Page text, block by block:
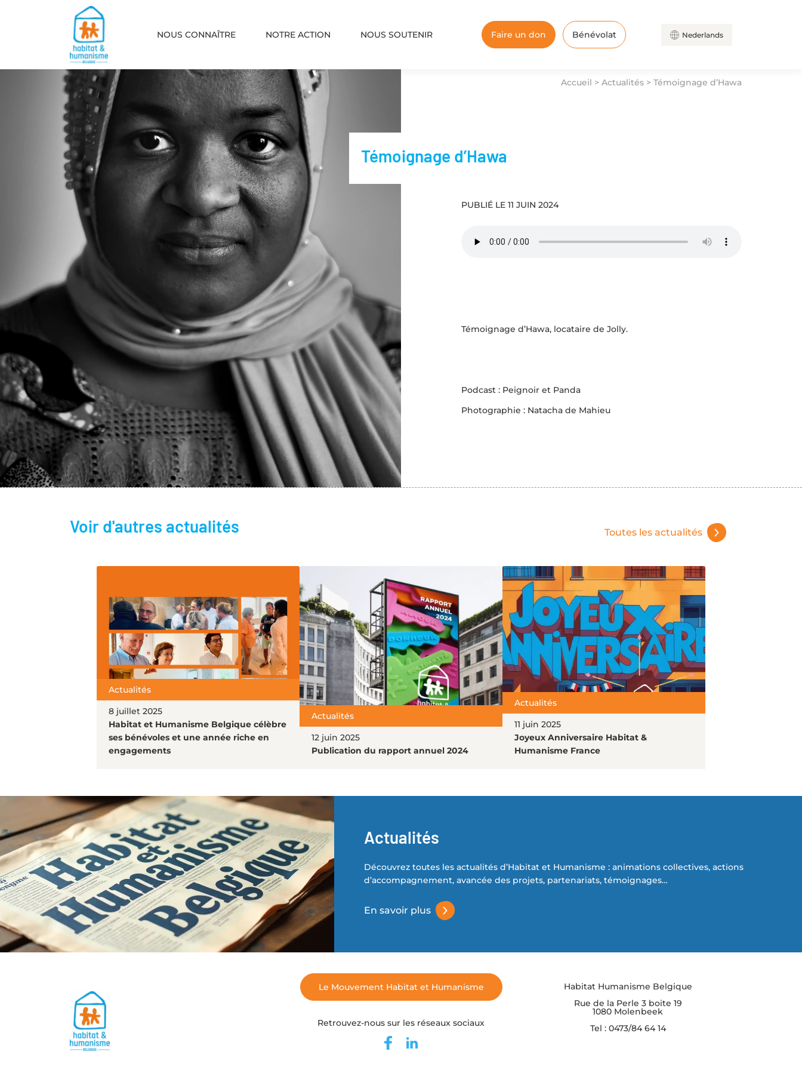
NOUS CONNAÎTRE NOTRE ACTION NOUS SOUTENIR Faire un don Bénévolat Nederlands
Accueil >Actualités >Témoignage d’Hawa
Témoignage d’Hawa
PUBLIÉ LE 11 JUIN 2024
Témoignage d’Hawa, locataire de Jolly.
Podcast : Peignoir et Panda
Photographie : Natacha de Mahieu
Toutes les actualités
Voir d'autres actualités
Actualités
8 juillet 2025
Habitat et Humanisme Belgique célèbre
ses bénévoles et une année riche en
engagements
Actualités
12 juin 2025
Publication du rapport annuel 2024
Actualités
11 juin 2025
Joyeux Anniversaire Habitat &
Humanisme France
Actualités
Découvrez toutes les actualités d’Habitat et Humanisme : animations collectives, actions
d’accompagnement, avancée des projets, partenariats, témoignages…
En savoir plus
Le Mouvement Habitat et Humanisme
Retrouvez-nous sur les réseaux sociaux
Habitat Humanisme Belgique
Rue de la Perle 3 boite 19
1080 Molenbeek
Tel : 0473/84 64 14